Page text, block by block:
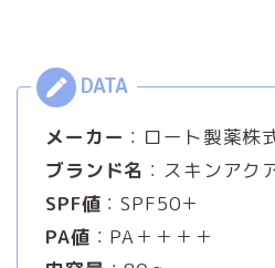
メーカー ：ロート製薬株
ブランド名 ：スキンアク
SPF値 ：SPF50＋
PA値 ：PA＋＋＋＋